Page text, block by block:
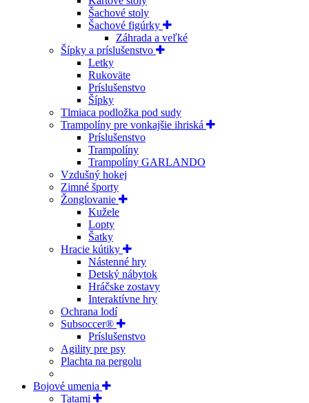
Šachové stoly
Šachové figúrky
Záhrada a veľké
Šípky a príslušenstvo
Letky
Rukoväte
Príslušenstvo
Šípky
Tlmiaca podložka pod sudy
Trampolíny pre vonkajšie ihriská
Príslušenstvo
Trampolíny
Trampolíny GARLANDO
Vzdušný hokej
Zimné športy
Žonglovanie
Kužele
Lopty
Šatky
Hracie kútiky
Nástenné hry
Detský nábytok
Hráčske zostavy
Interaktívne hry
Ochrana lodí
Subsoccer®
Príslušenstvo
Agility pre psy
Plachta na pergolu
Bojové umenia
Tatami